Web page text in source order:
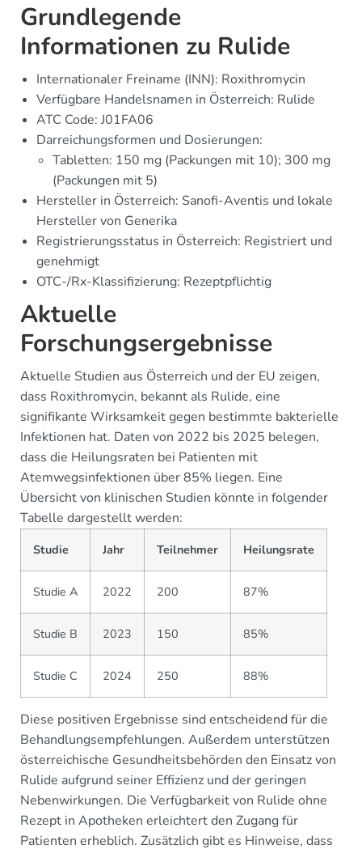
Grundlegende
Informationen zu Rulide
Internationaler Freiname (INN): Roxithromycin
Verfügbare Handelsnamen in Österreich: Rulide
ATC Code: J01FA06
Darreichungsformen und Dosierungen:
Tabletten: 150 mg (Packungen mit 10); 300 mg
(Packungen mit 5)
Hersteller in Österreich: Sanofi-Aventis und lokale
Hersteller von Generika
Registrierungsstatus in Österreich: Registriert und
genehmigt
OTC-/Rx-Klassifizierung: Rezeptpflichtig
Aktuelle
Forschungsergebnisse
Aktuelle Studien aus Österreich und der EU zeigen,
dass Roxithromycin, bekannt als Rulide, eine
signifikante Wirksamkeit gegen bestimmte bakterielle
Infektionen hat. Daten von 2022 bis 2025 belegen,
dass die Heilungsraten bei Patienten mit
Atemwegsinfektionen über 85% liegen. Eine
Übersicht von klinischen Studien könnte in folgender
Tabelle dargestellt werden:
Studie Jahr Teilnehmer Heilungsrate
Studie A 2022 200 87%
Studie B 2023 150 85%
Studie C 2024 250 88%
Diese positiven Ergebnisse sind entscheidend für die
Behandlungsempfehlungen. Außerdem unterstützen
österreichische Gesundheitsbehörden den Einsatz von
Rulide aufgrund seiner Effizienz und der geringen
Nebenwirkungen. Die Verfügbarkeit von Rulide ohne
Rezept in Apotheken erleichtert den Zugang für
Patienten erheblich. Zusätzlich gibt es Hinweise, dass